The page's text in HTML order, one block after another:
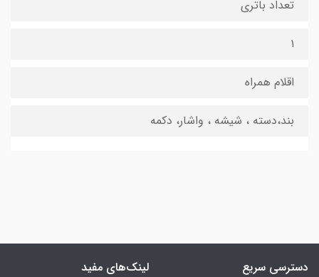
تعداد باتری
۱
اقلام همراه
بند،دسته ، شیشه ، واشار، دکمه
دسترسی سریع لینک‌های مفید